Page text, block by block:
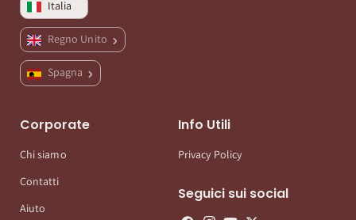
Italia
Regno Unito
Spagna
Corporate
Chi siamo
Contatti
Aiuto
Info Utili
Privacy Policy
Seguici sui social